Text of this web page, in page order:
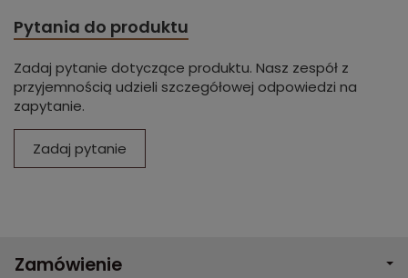
Pytania do produktu
Zadaj pytanie dotyczące produktu. Nasz zespół z
przyjemnością udzieli szczegółowej odpowiedzi na
zapytanie.
Zadaj pytanie
Zamówienie